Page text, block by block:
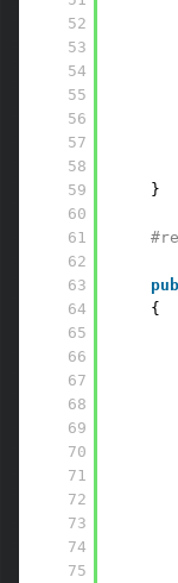
52
53
54
55
56
57
58
59
60
61
62
63
64
65
66
67
68
69
70
71
72
73
74
75
}
{